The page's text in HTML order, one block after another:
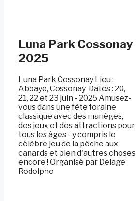
Luna Park Cossonay
2025
Luna Park Cossonay Lieu :
Abbaye, Cossonay ️ Dates : 20,
21, 22 et 23 juin - 2025 Amusez-
vous dans une fête foraine
classique avec des manèges,
des jeux et des attractions pour
tous les âges - y compris le
célèbre jeu de la pêche aux
canards et bien d'autres choses
encore ! Organisé par Delage
Rodolphe